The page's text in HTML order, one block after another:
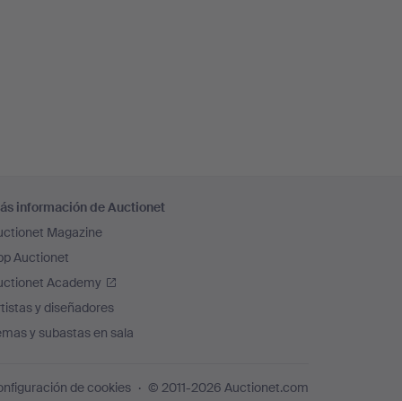
información de Auctionet
Magazine
Auctionet
Academy
y diseñadores
y subastas en sala
de cookies © 2011-2026 Auctionet.com